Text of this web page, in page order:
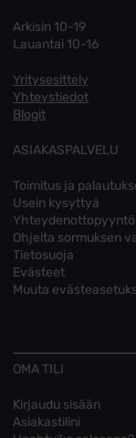
Arkisin 10-19
Lauantai 10-16
Yritysesittely
Yhteystiedot
Blogit
ASIAKASPALVELU
Toimitus ja
Usein kysyttyä
Yhteydenottopyyntö
Ohjeita sormuksen
Tietosuoja
Evästeet
Muuta
OMA TILI
Kirjaudu sisään
Asiakastilini